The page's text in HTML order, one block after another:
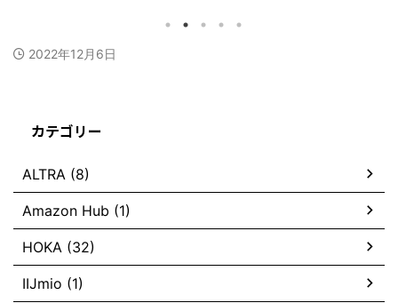
を上げるためにやることは5つ &nb ...
2022年12月6日
カテゴリー
ALTRA (8)
Amazon Hub (1)
HOKA (32)
IIJmio (1)